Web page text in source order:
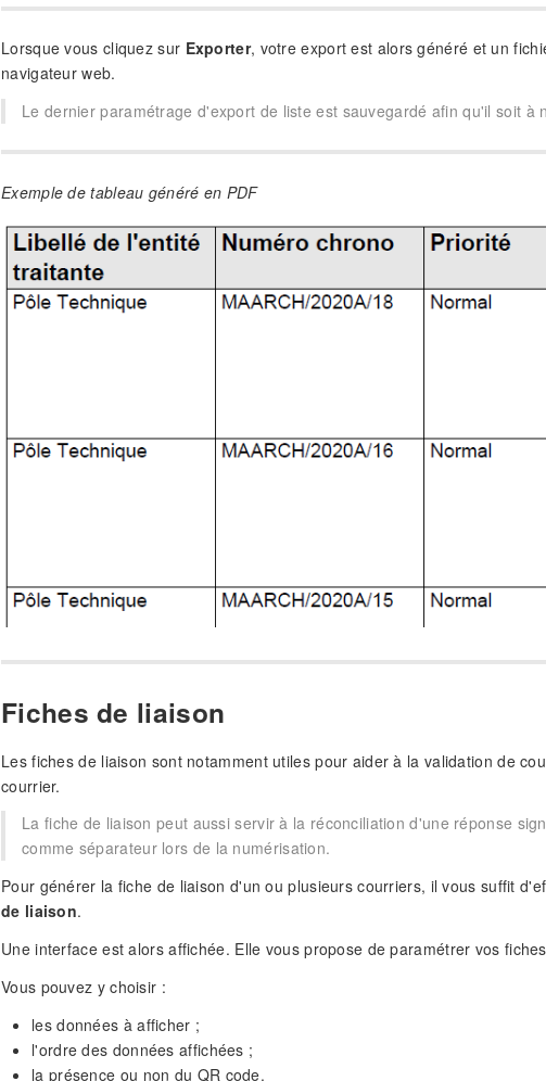
Lorsque vous cliquez sur Exporter, votre export est alors généré et un
navigateur web.
Le dernier paramétrage d'export de liste est sauvegardé afin qu'il soit
Exemple de tableau généré en PDF
Fiches de liaison
Les fiches de liaison sont notamment utiles pour aider à la validation de
courrier.
La fiche de liaison peut aussi servir à la réconciliation d'une réponse
comme séparateur lors de la numérisation.
Pour générer la fiche de liaison d'un ou plusieurs courriers, il vous suffit
de liaison.
Une interface est alors affichée. Elle vous propose de paramétrer vos
Vous pouvez y choisir :
les données à afficher ;
l'ordre des données affichées ;
la présence ou non du QR code.